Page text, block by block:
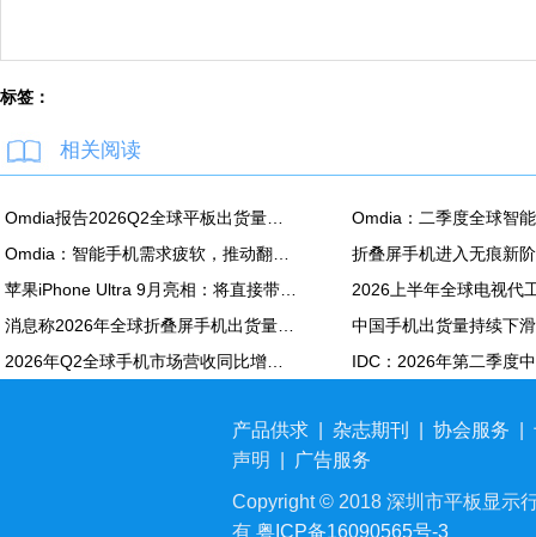
标签：
相关阅读
产品供求 杂志期刊 协会服务
声明
广告服务
Copyright © 2018 深圳市平板显示
有 粤ICP备16090565号-3